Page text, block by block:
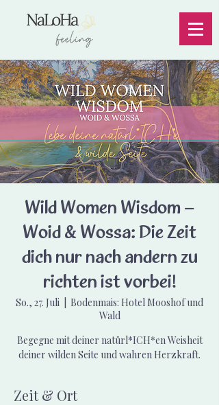
Wild Women Wisdom –
Woid & Wossa: Die Zeit
dich nur nach andern zu
richten ist vorbei!
So., 27. Juli
Bodenmais: Hotel Mooshof und
Wald
Begegne mit deiner natürl*ICH*en Weisheit
deiner wilden Seite und wahren Herzkraft.
Zeit & Ort